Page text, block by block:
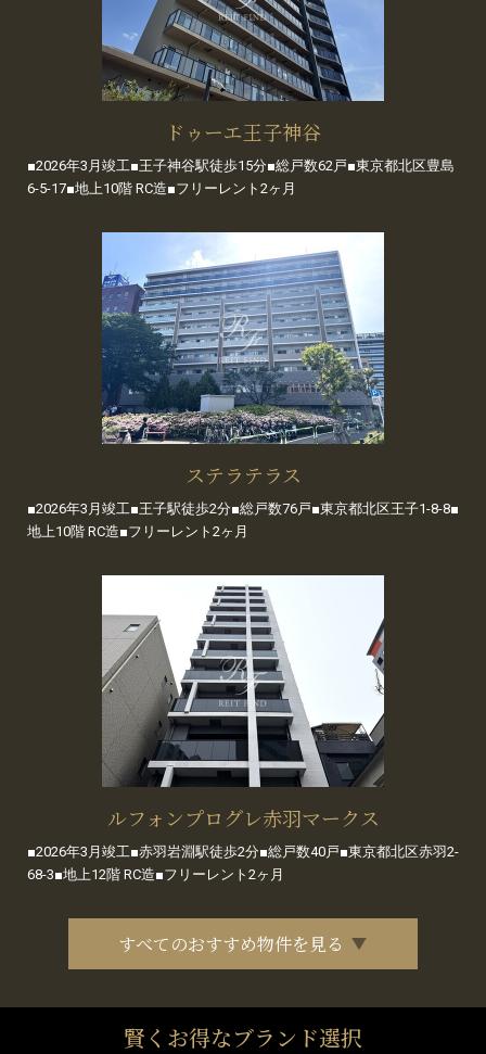
ドゥーエ王子神谷
■2026年3月竣工■王子神谷駅徒歩15分■総戸数62戸■東京都北区豊島
6-5-17■地上10階 RC造■フリーレント2ヶ月
ステラテラス
■2026年3月竣工■王子駅徒歩2分■総戸数76戸■東京都北区王子1-8-8■
地上10階 RC造■フリーレント2ヶ月
ルフォンプログレ赤羽マークス
■2026年3月竣工■赤羽岩淵駅徒歩2分■総戸数40戸■東京都北区赤羽2-
68-3■地上12階 RC造■フリーレント2ヶ月
すべてのおすすめ物件を見る
賢くお得なブランド選択